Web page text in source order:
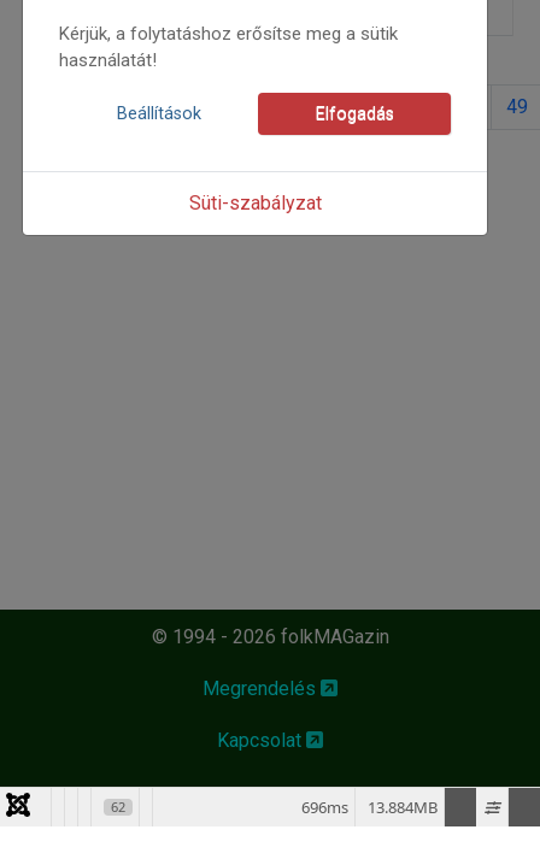
42 43 45 46 49
Kérjük, a folytatáshoz erősítse meg a sütik
használatát!
Beállítások Elfogadás
Süti-szabályzat
© 1994 - 2026 folkMAGazin
Megrendelés
Kapcsolat
62 13.884MB
696ms